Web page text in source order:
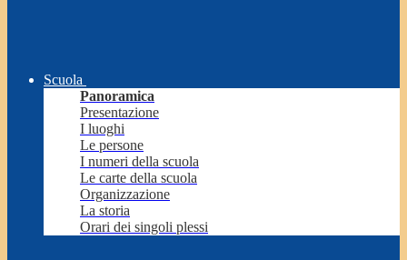
Scuola
Panoramica
Presentazione
I luoghi
Le persone
I numeri della scuola
Le carte della scuola
Organizzazione
La storia
Orari dei singoli plessi